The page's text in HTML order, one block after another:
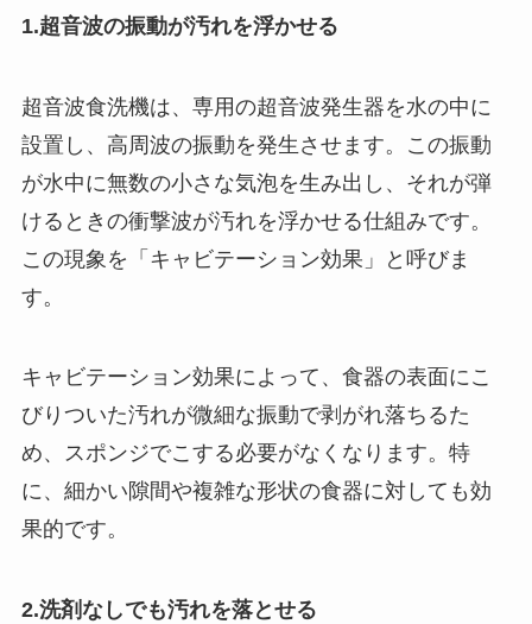
1.超音波の振動が汚れを浮かせる
超音波食洗機は、専用の超音波発生器を水の中に
設置し、高周波の振動を発生させます。この振動
が水中に無数の小さな気泡を生み出し、それが弾
けるときの衝撃波が汚れを浮かせる仕組みです。
この現象を「キャビテーション効果」と呼びま
す。
キャビテーション効果によって、食器の表面にこ
びりついた汚れが微細な振動で剥がれ落ちるた
め、スポンジでこする必要がなくなります。特
に、細かい隙間や複雑な形状の食器に対しても効
果的です。
2.洗剤なしでも汚れを落とせる